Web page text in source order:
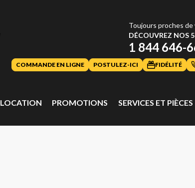
Toujours proches de
DÉCOUVREZ NOS
1 844 646-
COMMANDE EN LIGNE POSTULEZ-ICI FIDÉLITÉ
LOCATION PROMOTIONS SERVICES ET PIÈCES